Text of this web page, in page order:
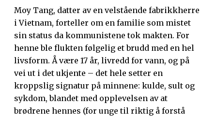
Moy Tang, datter av en velstående fabrikkherre
i Vietnam, forteller om en familie som mistet
sin status da kommunistene tok makten. For
henne ble flukten følgelig et brudd med en hel
livsform. Å være 17 år, livredd for vann, og på
vei ut i det ukjente – det hele setter en
kroppslig signatur på minnene: kulde, sult og
sykdom, blandet med opplevelsen av at
brødrene hennes (for unge til riktig å forstå